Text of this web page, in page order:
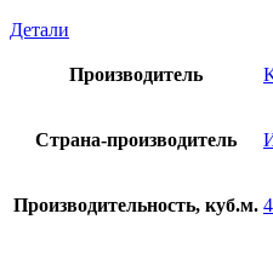
Детали
Производитель
Страна-производитель
Производительность, куб.м.